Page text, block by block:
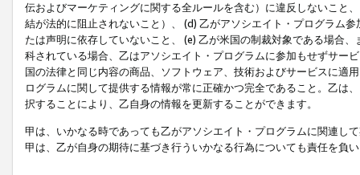
伝およびマーケティングに関する全ルールを含む）に違反しないこと
結が法的に阻止されないこと）、 (d) 乙がアソシエイト・プログラム
たは声明に依存していないこと、 (e) 乙が米国の制裁対象である場合
科されている場合、乙はアソシエイト・プログラムに参加もせずサー
国の法律と同じ内容の商品、ソフトウェア、技術およびサービスに適
ログラムに関して提供する情報が常に正確かつ完全であること。乙は
択することにより、乙自身の情報を更新することができます。
甲は、いかなる時であっても乙がアソシエイト・プログラムに関連し
甲は、乙が自身の期待に基づき行ういかなる行為についても責任を負